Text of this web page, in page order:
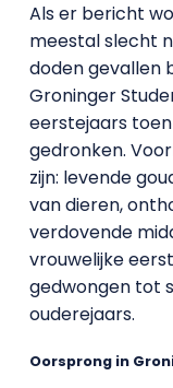
Als er bericht
meestal slecht
doden gevallen
Groninger
eerstejaars
gedronken.
zijn: levende
van dieren,
verdovende
vrouwelijke
gedwongen tot
ouderejaars.
Oorsprong in